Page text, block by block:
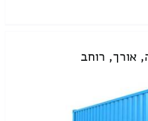
אורך, רוחב